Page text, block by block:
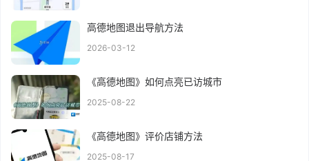
高德地图退出导航方法
2026-03-12
《高德地图》如何点亮已访城市
2025-08-22
《高德地图》评价店铺方法
2025-08-17